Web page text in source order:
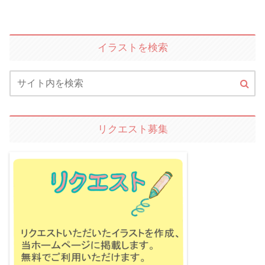
イラストを検索
リクエスト募集